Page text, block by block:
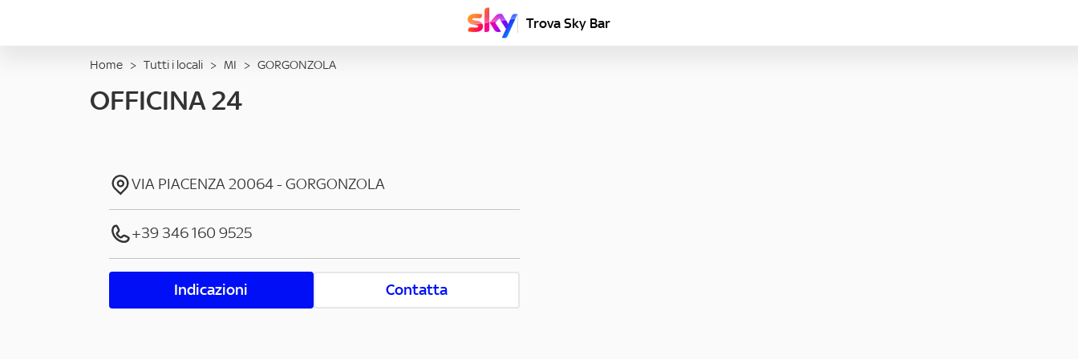
Trova Sky Bar
Home > Tutti i locali > MI > GORGONZOLA
OFFICINA 24
VIA PIACENZA20064-GORGONZOLA
+39 346 160 9525
Indicazioni Contatta